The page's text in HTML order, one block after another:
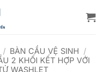
/ BÀN CẦU VỆ SINH /
2 KHỐI KẾT HỢP VỚI
WASHLET